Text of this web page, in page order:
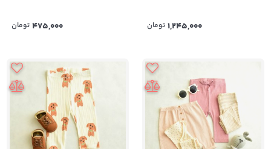
1,245,000 تومان 475,000 تومان